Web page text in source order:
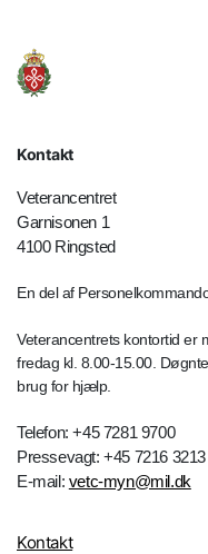
Kontakt
Veterancentret
Garnisonen 1
4100 Ringsted
En del af
Veterancentrets kontortid er
fredag kl. 8.00-15.00.
brug for hjælp.
Telefon: +45 7281 9700
Pressevagt: +45 7216 3213
E-mail: vetc-myn@mil.dk
Kontakt